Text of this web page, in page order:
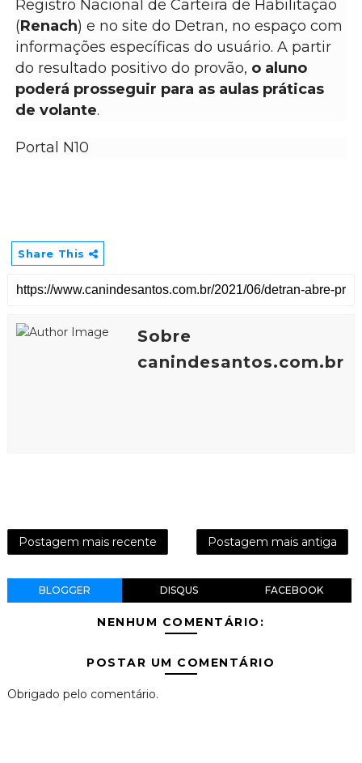
Registro Nacional de Carteira de Habilitação
(Renach) e no site do Detran, no espaço com
informações específicas do usuário. A partir
do resultado positivo do provão, o aluno
poderá prosseguir para as aulas práticas
de volante.
Portal N10
Share This
Sobre
canindesantos.com.br
Postagem mais recente Postagem mais antiga
BLOGGER DISQUS FACEBOOK
NENHUM COMENTÁRIO:
POSTAR UM COMENTÁRIO
Obrigado pelo comentário.